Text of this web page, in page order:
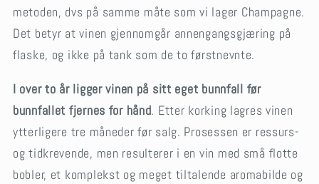
metoden, dvs på samme måte som vi lager Champagne.
Det betyr at vinen gjennomgår annengangsgjæring på
flaske, og ikke på tank som de to førstnevnte.
I over to år ligger vinen på sitt eget bunnfall før
bunnfallet fjernes for hånd. Etter korking lagres vinen
ytterligere tre måneder før salg. Prosessen er ressurs-
og tidkrevende, men resulterer i en vin med små flotte
bobler, et komplekst og meget tiltalende aromabilde og